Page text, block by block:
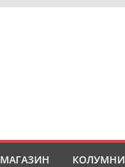
МАГАЗИН КОЛУМНИ